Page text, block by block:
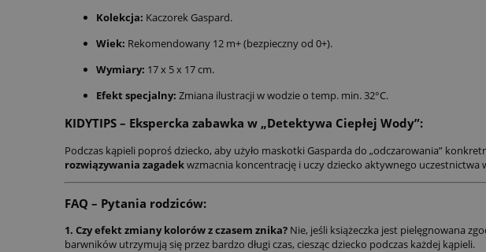
Kolekcja: Kaczorek Gaspard.
Wiek: Rekomendowany 12 m+ (bezpieczny od 0+).
Wymiary: 17 x 5 x 17 cm.
Efekt specjalny: Zmiana ilustracji w wodzie o temp. min. 32°C.
KIDYTIPS – Ekspercka zabawka w „Detektywa Ciepłej Wody”:
Podczas kąpieli poproś dziecko, aby użyło maskotki Gasparda do „odczarowania”
rozwiązywania zagadekwzmacnia koncentrację i uczy dziecko aktywnego uczestnictwa
FAQ – Pytania rodziców:
1. Czy efekt zmiany kolorów z czasem znika? Nie, jeśli książeczka jest pielęgnowana
barwników utrzymują się przez bardzo długi czas, ciesząc dziecko podczas każdej kąpieli.